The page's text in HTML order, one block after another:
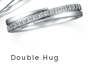
Double Hug